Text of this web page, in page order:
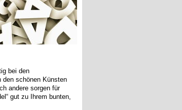
bei den
den schönen Künsten
andere sorgen für
gut zu Ihrem bunten,